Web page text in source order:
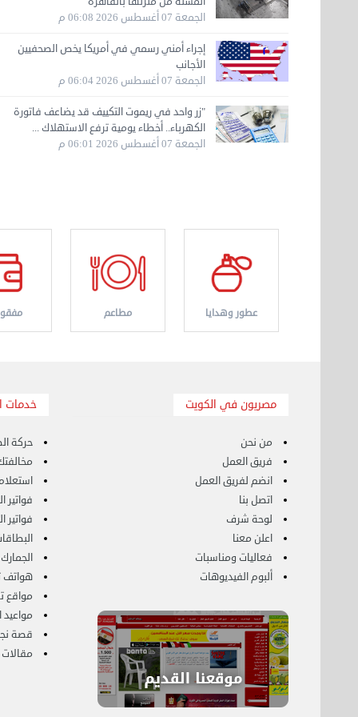
نقل عفش الكويت 50636444 فك وتركيب ايكيا ...
الأحد 17 سبتمبر 2023 01:24 م
هاف لوري لتوصيل ونقل العفش 65818808
الخميس 14 سبتمبر 2023 03:06 م
نقل عفش 90061233 فك نقل تركيب في جميع
الثلاثاء 12 سبتمبر 2023 08:23 م
نقل عفش حولي 50636444 فك وتركيب ايكيا
الخميس 07 سبتمبر 2023 03:48 م
نقل عفش الكويت 50636444 فك وتركيب ايكيا
الأربعاء 06 سبتمبر 2023 01:25 م
نقل عفش الكويت 50636444 فك وتركيب ايكيا
الثلاثاء 05 سبتمبر 2023 01:34 م
الجمعة 07 أغسطس 2026 06:08 م
إجراء أمني رسمي في أمريكا يخص الصحفيين
الأجانب
الجمعة 07 أغسطس 2026 06:04 م
"زر واحد في ريموت التكييف قد يضاعف فاتورة
الكهرباء.. أخطاء يومية ترفع الاستهلاك ...
الجمعة 07 أغسطس 2026 06:01 م
عطور وهدايا مطاعم
خدمات
حركة
فواتير
فواتير
مواقع
مواعيد
قصة
مقالات
مصريون في الكويت
من نحن
فريق العمل
انضم لفريق العمل
اتصل بنا
لوحة شرف
اعلن معنا
فعاليات ومناسبات
ألبوم الفيديوهات